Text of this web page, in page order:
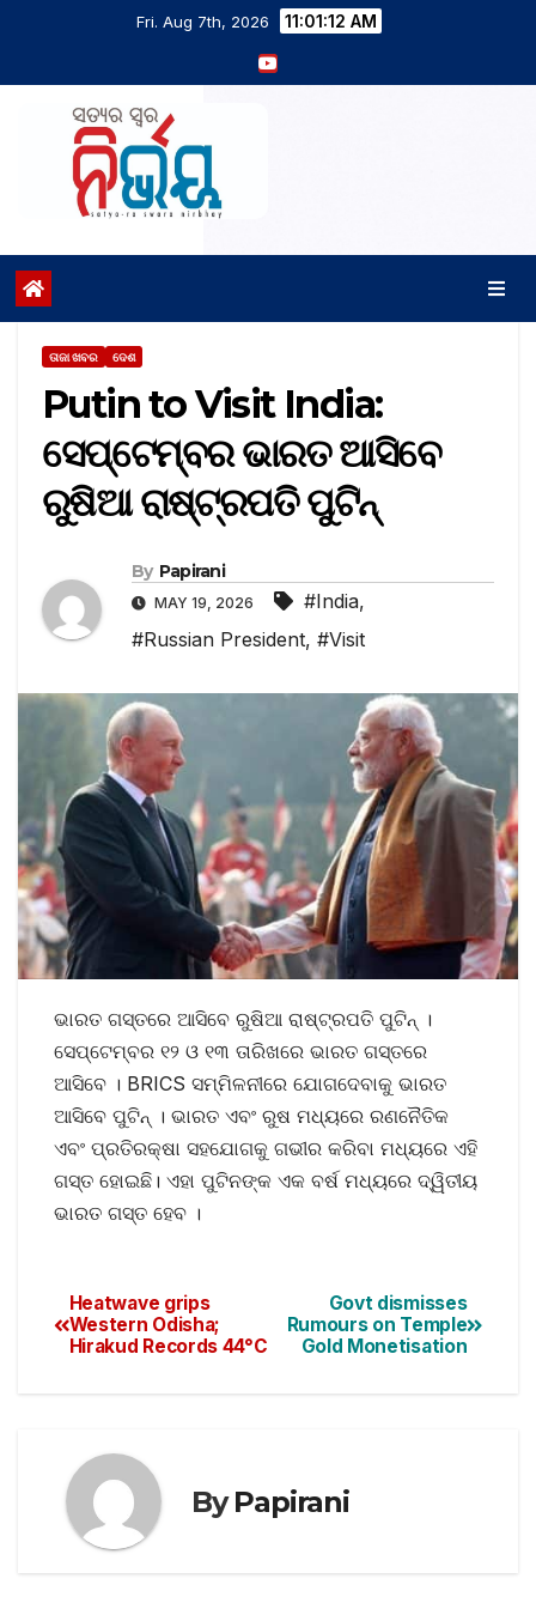
Fri. Aug 7th, 2026 11:01:13 AM
ତାଜା ଖବର ଦେଶ
Putin to Visit India:
ସେପ୍ଟେମ୍ବର ଭାରତ ଆସିବେ
ରୁଷିଆ ରାଷ୍ଟ୍ରପତି ପୁଟିନ୍‌
By Papirani
MAY 19, 2026 #India,
#Russian President, #Visit
ଭାରତ ଗସ୍ତରେ ଆସିବେ ରୁଷିଆ ରାଷ୍ଟ୍ରପତି ପୁଟିନ୍‌ ।
ସେପ୍ଟେମ୍ବର ୧୨ ଓ ୧୩ ତାରିଖରେ ଭାରତ ଗସ୍ତରେ
ଆସିବେ । BRICS ସମ୍ମିଳନୀରେ ଯୋଗଦେବାକୁ ଭାରତ
ଆସିବେ ପୁଟିନ୍‌ । ଭାରତ ଏବଂ ରୁଷ ମଧ୍ୟରେ ରଣନୈତିକ
ଏବଂ ପ୍ରତିରକ୍ଷା ସହଯୋଗକୁ ଗଭୀର କରିବା ମଧ୍ୟରେ ଏହି
ଗସ୍ତ ହୋଇଛି। ଏହା ପୁଟିନଙ୍କ ଏକ ବର୍ଷ ମଧ୍ୟରେ ଦ୍ୱିତୀୟ
ଭାରତ ଗସ୍ତ ହେବ ।
Govt dismisses
Rumours on Temple
Gold Monetisation
Heatwave grips
Western Odisha;
Hirakud Records 44°C
ByPapirani